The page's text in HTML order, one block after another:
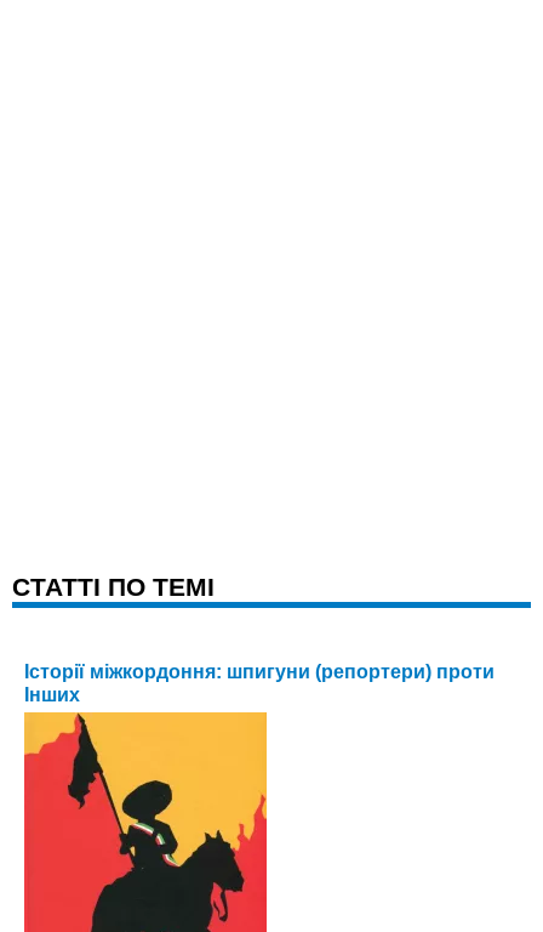
CТАТТІ ПО ТЕМІ
Історії міжкордоння: шпигуни (репортери) проти
Інших